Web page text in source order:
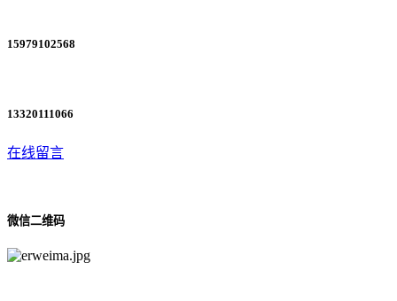
15979102568
13320111066
在线留言
微信二维码